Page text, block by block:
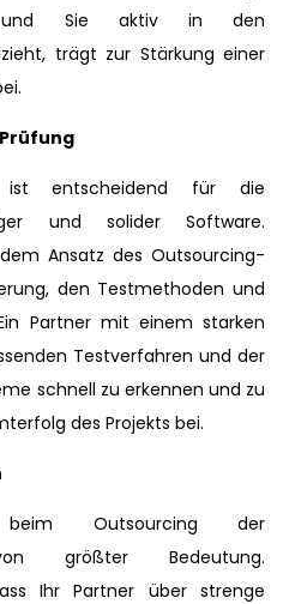
und Sie aktiv in den
trägt zur Stärkung einer
ist entscheidend für die
und solider Software.
Ansatz des Outsourcing-
den Testmethoden und
Partner mit einem starken
Testverfahren und der
schnell zu erkennen und zu
des Projekts bei.
Outsourcing der
größter Bedeutung.
Ihr Partner über strenge